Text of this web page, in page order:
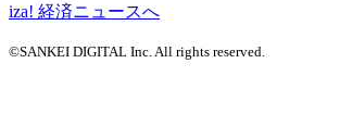
iza! 経済ニュースへ
©SANKEI DIGITAL Inc. All rights reserved.